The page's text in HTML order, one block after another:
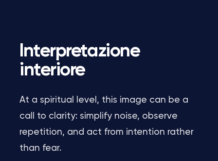
Interpretazione
interiore
At a spiritual level, this image can be a
call to clarity: simplify noise, observe
repetition, and act from intention rather
than fear.